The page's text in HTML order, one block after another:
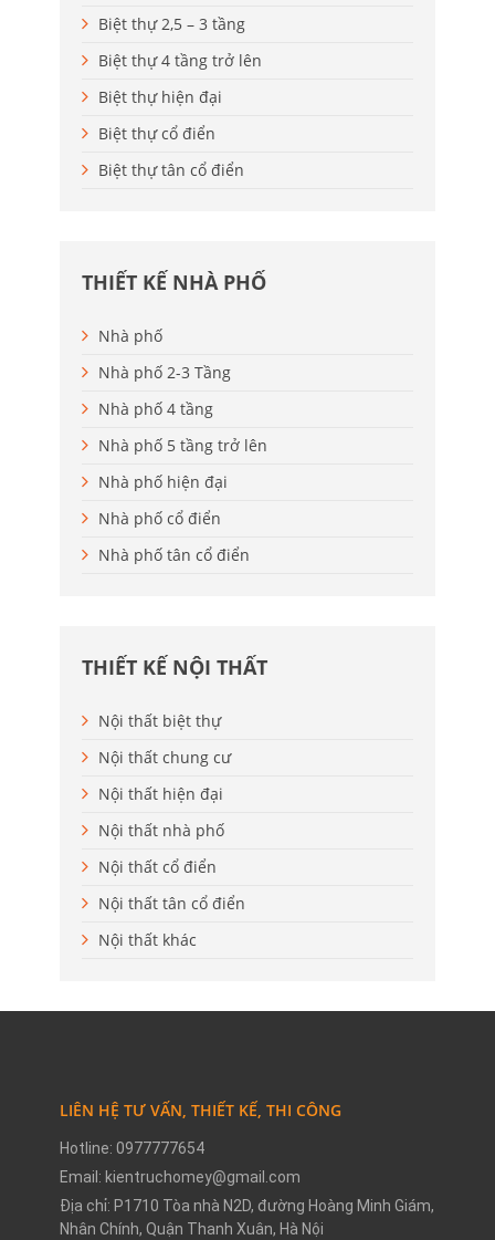
Biệt thự 2,5 – 3 tầng
Biệt thự 4 tầng trở lên
Biệt thự hiện đại
Biệt thự cổ điển
Biệt thự tân cổ điển
THIẾT KẾ NHÀ PHỐ
Nhà phố
Nhà phố 2-3 Tầng
Nhà phố 4 tầng
Nhà phố 5 tầng trở lên
Nhà phố hiện đại
Nhà phố cổ điển
Nhà phố tân cổ điển
THIẾT KẾ NỘI THẤT
Nội thất biệt thự
Nội thất chung cư
Nội thất hiện đại
Nội thất nhà phố
Nội thất cổ điển
Nội thất tân cổ điển
Nội thất khác
LIÊN HỆ TƯ VẤN, THIẾT KẾ, THI CÔNG
Hotline: 0977777654
Email: kientruchomey@gmail.com
Địa chỉ: P1710 Tòa nhà N2D, đường Hoàng Minh Giám,
Nhân Chính, Quận Thanh Xuân, Hà Nội